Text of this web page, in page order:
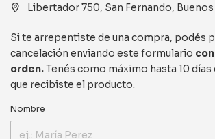
Libertador 750, San Fernando,
Si te arrepentiste de una compra, podés
cancelación enviando este formulario
orden.Tenés como máximo hasta 10
que recibiste el producto.
Nombre